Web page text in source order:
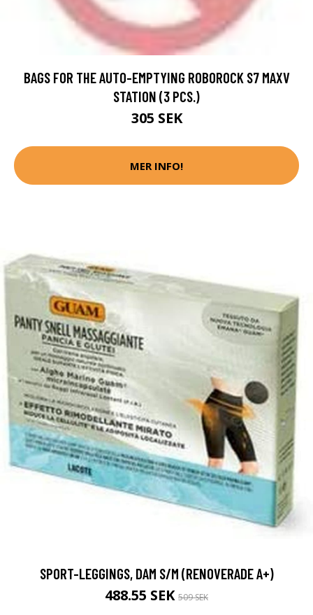
BAGS FOR THE AUTO-EMPTYING ROBOROCK S7 MAXV
STATION (3 PCS.)
305 SEK
MER INFO!
SPORT-LEGGINGS, DAM S/M (RENOVERADE A+)
488.55 SEK 509 SEK